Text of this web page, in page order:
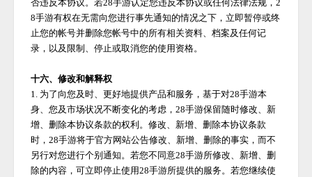
否违反本协议。若28手游认定您违反本协议或任何法律法规，2
8手游有权在无需向您进行事先通知的情况之下，立即暂停或终
止您的帐号并删除您帐号中的所有相关资料、档案及任何记
录，以及限制、停止或取消您的使用资格。
十六、修改和解释权
1. 为了向您及时、更好地提供产品和服务，基于对28手游本
身、您及市场状况不断变化的考虑，28手游保留随时修改、新
增、删除本协议条款的权利。修改、新增、删除本协议条款
时，28手游将于官方网站公告修改、新增、删除的事实，而不
另行对您进行个别通知。若您不同意28手游所修改、新增、删
除的内容，可立即停止使用28手游所提供的服务。若您继续使